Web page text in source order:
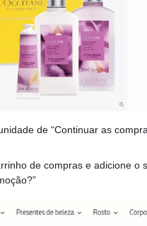
de “Continuar as
de compras e adicione o